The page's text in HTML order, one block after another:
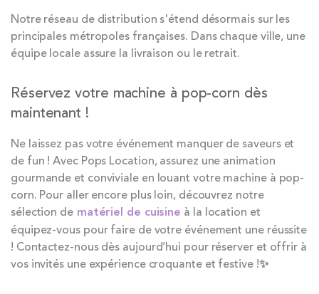
Notre réseau de distribution s'étend désormais sur les
principales métropoles françaises. Dans chaque ville, une
équipe locale assure la livraison ou le retrait.
Réservez votre machine à pop-corn dès
maintenant !
Ne laissez pas votre événement manquer de saveurs et
de fun ! Avec Pops Location, assurez une animation
gourmande et conviviale en louant votre machine à pop-
corn. Pour aller encore plus loin, découvrez notre
sélection de matériel de cuisine à la location et
équipez-vous pour faire de votre événement une réussite
! Contactez-nous dès aujourd’hui pour réserver et offrir à
vos invités une expérience croquante et festive !✨